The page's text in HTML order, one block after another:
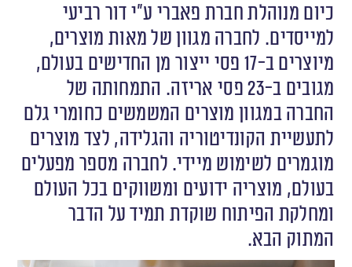
כיום מנוהלת חברת פאברי ע”י דור רביעי
למייסדים. לחברה מגוון של מאות מוצרים,
מיוצרים ב-17 פסי ייצור מן החדישים בעולם,
מגובים ב-23 פסי אריזה. התמחותה של
החברה במגוון מוצרים המשמשים כחומרי גלם
לתעשיית הקונדיטוריה והגלידה, לצד מוצרים
מוגמרים לשימוש מיידי. לחברה מספר מפעלים
בעולם, מוצריה ידועים ומשווקים בכל העולם
ומחלקת הפיתוח שוקדת תמיד על הדבר
המתוק הבא.